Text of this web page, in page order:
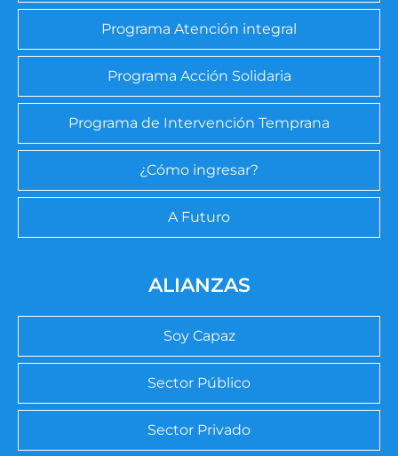
Programa Atención integral
Programa Acción Solidaria
Programa de Intervención Temprana
¿Cómo ingresar?
A Futuro
ALIANZAS
Soy Capaz
Sector Público
Sector Privado